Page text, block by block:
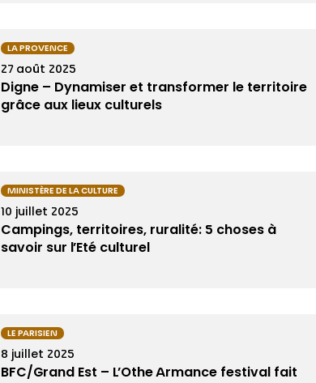
LA PROVENCE
27 août 2025
Digne – Dynamiser et transformer le territoire
grâce aux lieux culturels
MINISTÈRE DE LA CULTURE
10 juillet 2025
Campings, territoires, ruralité: 5 choses à
savoir sur l’Eté culturel
LE PARISIEN
8 juillet 2025
BFC/Grand Est – L’Othe Armance festival fait